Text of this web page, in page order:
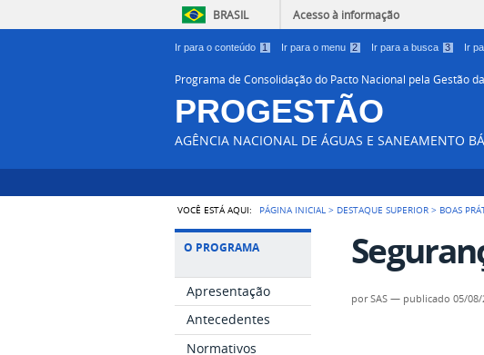
BRASIL Acesso à informação
Ir para o conteúdo 1 Ir para o menu 2 Ir para a busca 3 Ir
Programa de Consolidação do Pacto Nacional pela Gestão
PROGESTÃO
AGÊNCIA NACIONAL DE ÁGUAS E SANEAMENTO
VOCÊ ESTÁ AQUI: PÁGINA INICIAL > DESTAQUE SUPERIOR > BOAS
O PROGRAMA
Apresentação
Antecedentes
Normativos
porSAS — publicado 05/08/